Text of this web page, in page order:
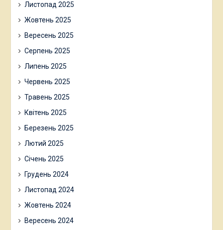
Листопад 2025
Жовтень 2025
Вересень 2025
Серпень 2025
Липень 2025
Червень 2025
Травень 2025
Квітень 2025
Березень 2025
Лютий 2025
Січень 2025
Грудень 2024
Листопад 2024
Жовтень 2024
Вересень 2024